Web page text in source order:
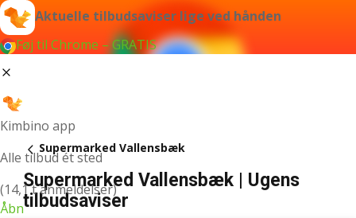
Aktuelle tilbudsaviser lige ved hånden
Føj til Chrome – GRATIS
Kimbino app
Alle tilbud ét sted
(14,1 t anmeldelser)
Åbn
Supermarked Vallensbæk
Supermarked Vallensbæk | Ugens
tilbudsaviser